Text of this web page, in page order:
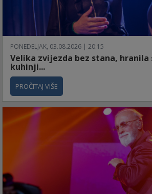
PONEDELJAK, 03.08.2026 | 20:15
Velika zvijezda bez stana, hranila
kuhinji...
PROČITAJ VIŠE